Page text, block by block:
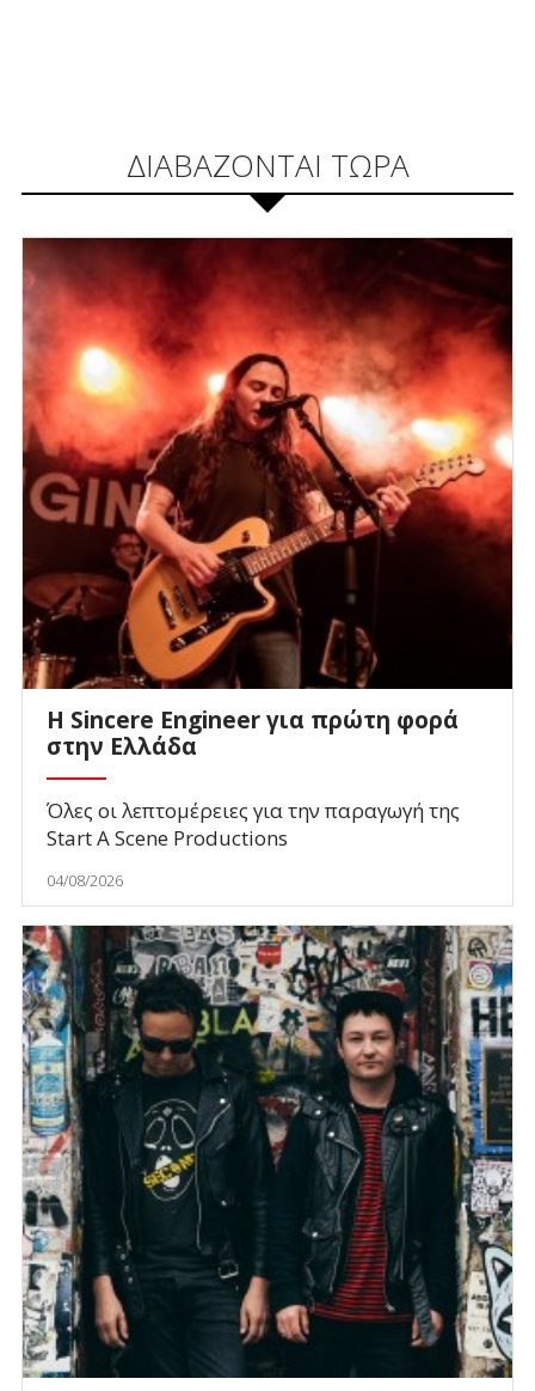
ΔΙΑΒΑΖΟΝΤΑΙ ΤΩΡΑ
Η Sincere Engineer για πρώτη φορά
στην Ελλάδα
Όλες οι λεπτομέρειες για την παραγωγή της
Start A Scene Productions
04/08/2026